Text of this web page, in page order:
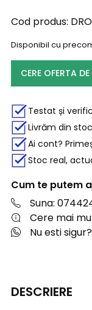
Cod produs:
Disponibil cu
CERE OFERTA DE
Testat și
Livrăm din
Ai cont?
Stoc real,
Cum te putem
Suna:
Cere mai
Nu esti
DESCRIERE